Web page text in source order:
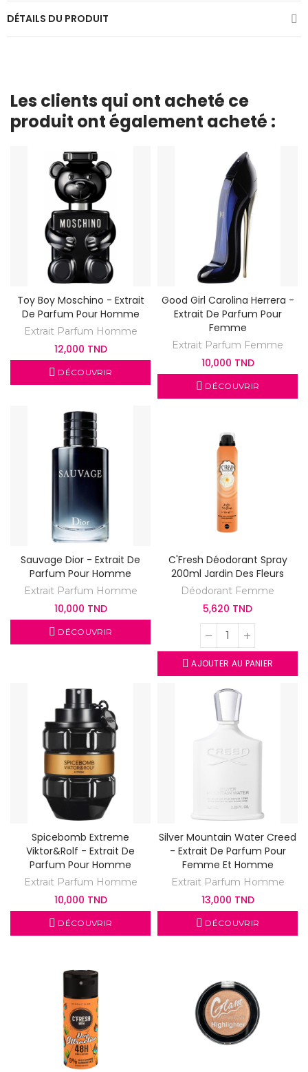
DÉTAILS DU PRODUIT
Les clients qui ont acheté ce
produit ont également acheté :
Toy Boy Moschino - Extrait
De Parfum Pour Homme
Extrait Parfum Homme
12,000 TND
DÉCOUVRIR
Good Girl Carolina Herrera -
Extrait De Parfum Pour
Femme
Extrait Parfum Femme
10,000 TND
DÉCOUVRIR
Sauvage Dior - Extrait De
Parfum Pour Homme
Extrait Parfum Homme
10,000 TND
DÉCOUVRIR
C'Fresh Déodorant Spray
200ml Jardin Des Fleurs
Déodorant Femme
5,620 TND
AJOUTER AU PANIER
Spicebomb Extreme
Viktor&Rolf - Extrait De
Parfum Pour Homme
Extrait Parfum Homme
10,000 TND
DÉCOUVRIR
Silver Mountain Water Creed
- Extrait De Parfum Pour
Femme Et Homme
Extrait Parfum Homme
13,000 TND
DÉCOUVRIR